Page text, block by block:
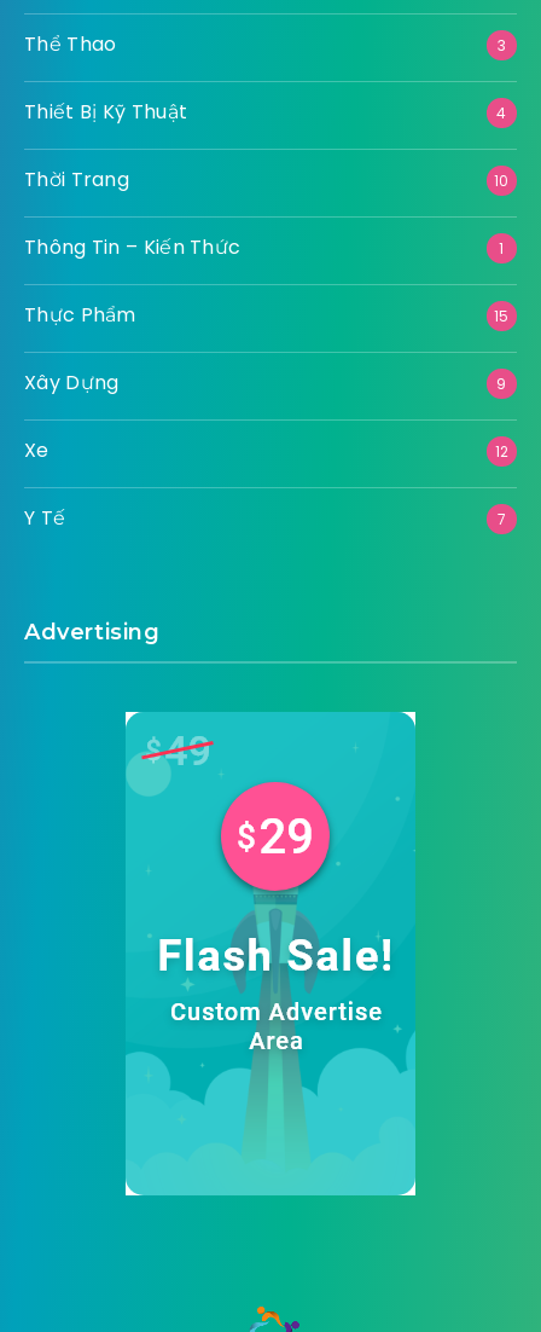
Thể Thao 3
Thiết Bị Kỹ Thuật 4
Thời Trang 10
Thông Tin – Kiến Thức 1
Thực Phẩm 15
Xây Dựng 9
Xe 12
Y Tế 7
Advertising